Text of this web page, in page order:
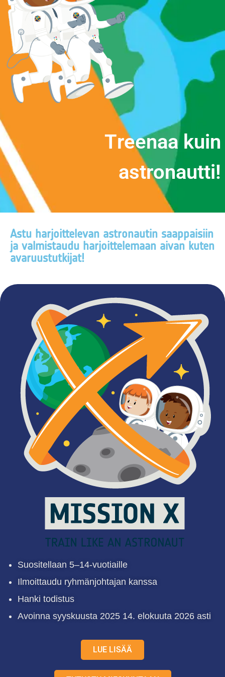
Treenaa kuin
astronautti!
Astu harjoittelevan astronautin saappaisiin
ja valmistaudu harjoittelemaan aivan kuten
avaruustutkijat!
Suositellaan 5–14-vuotiaille
Ilmoittaudu ryhmänjohtajan kanssa
Hanki todistus
Avoinna syyskuusta 2025 14. elokuuta 2026 asti
LUE LISÄÄ